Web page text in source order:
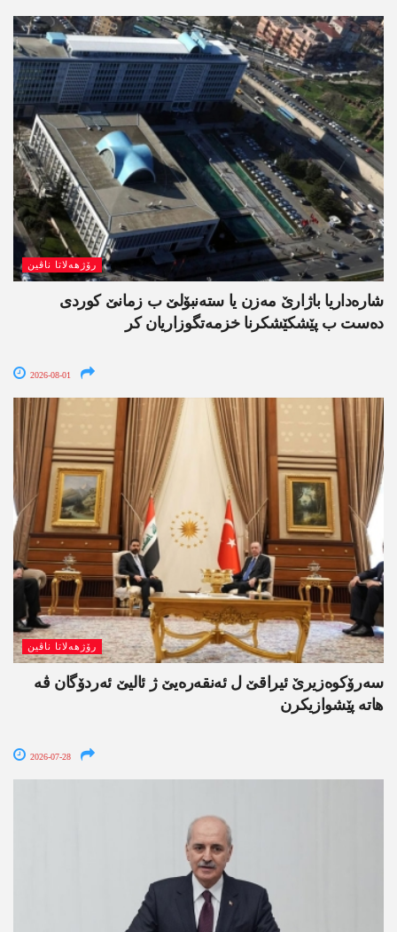
رۆژھەلاتا ناڤین
شارەداریا باژارێ مەزن یا ستەنبۆلێ ب زمانێ کوردی
دەست ب پێشکێشکرنا خزمەتگوزاریان کر
2026-08-01
رۆژھەلاتا ناڤین
سەرۆکوەزیرێ ئیراقێ ل ئەنقەرەیێ ژ ئالیێ ئەردۆگان ڤە
ھاتە پێشوازیکرن
2026-07-28